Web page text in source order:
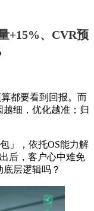
+15%、CVR预
都要看到回报。而
细，优化越准；归
」，依托OS能力解
后，客户心中难免
层逻辑吗？